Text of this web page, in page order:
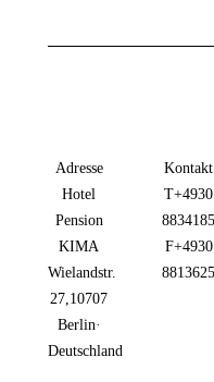
navigation
Adresse
Hotel
Pension
KIMA
Wielandstr.
27, 10707
Berlin ·
Deutschland
Kontakt
T +49 30
88341 85
F +49 30
88136 25